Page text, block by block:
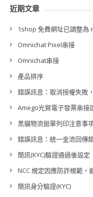
近期文章
1shop 免費網址已調整為
Omnichat Pixel串接
Omnichat串接
產品排序
錯誤訊息：取消授權失敗
Amego光貿電子發票串接
黑貓物流拋單列印注意事
錯誤訊息：統一金流回傳
簡訊(KYC)驗證通過後設定
NCC 規定因應防詐規範，
簡訊身分驗證(KYC)